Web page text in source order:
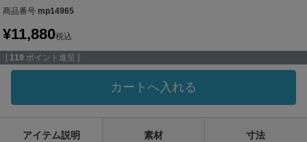
商品番号 mp14965
¥11,880税込
[ 119 ポイント進呈 ]
カートへ入れる
アイテム説明 素材 寸法